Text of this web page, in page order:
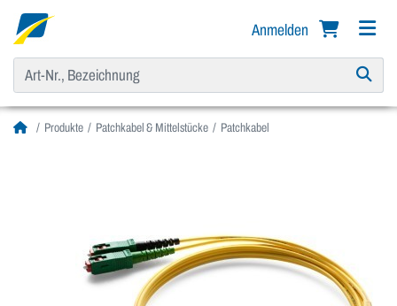
Anmelden
Produkte Patchkabel & Mittelstücke Patchkabel